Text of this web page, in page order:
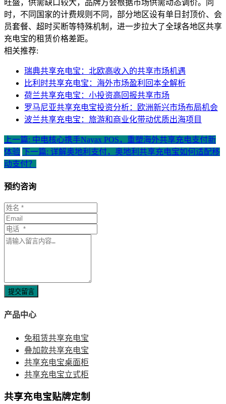
旺盛，供需缺口较大，品牌方会根据市场供需动态调价。同
时，不同国家的计费规则不同，部分地区设有单日封顶价、会
员套餐、超时买断等特殊机制，进一步拉大了全球各地区共享
充电宝的租赁价格差距。
相关推荐:
瑞典共享充电宝：北欧高收入的共享市场机遇
比利时共享充电宝：海外市场盈利回本全解析
荷兰共享充电宝：小投资高回报共享市场
罗马尼亚共享充电宝投资分析：欧洲新兴市场布局机会
波兰共享充电宝：旅游和商业化带动优质出海项目
上一篇: 中电核心携手Nayax POS，重塑海外共享充电支付新
体验 下一篇: 详解奥地利支付，奥地利共享充电宝如何适配移
动支付？
预约咨询
提交留言
产品中心
免租赁共享充电宝
叠加款共享充电宝
共享充电宝桌面柜
共享充电宝立式柜
共享充电宝贴牌定制